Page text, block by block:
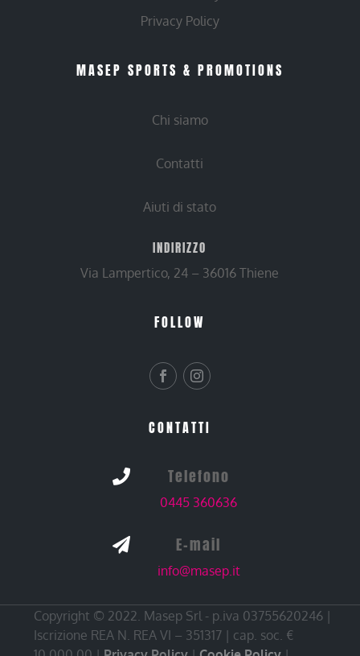
Privacy Policy
MASEP SPORTS & PROMOTIONS
Chi siamo
Contatti
Aiuti di stato
INDIRIZZO
Via Lampertico, 24 – 36016 Thiene
FOLLOW
CONTATTI
 Telefono
0445 360636
 E-mail
info@masep.it
Copyright © 2022. Masep Srl - p.iva 03755620246 |
Iscrizione REA N. REA VI – 351317 | cap. soc. €